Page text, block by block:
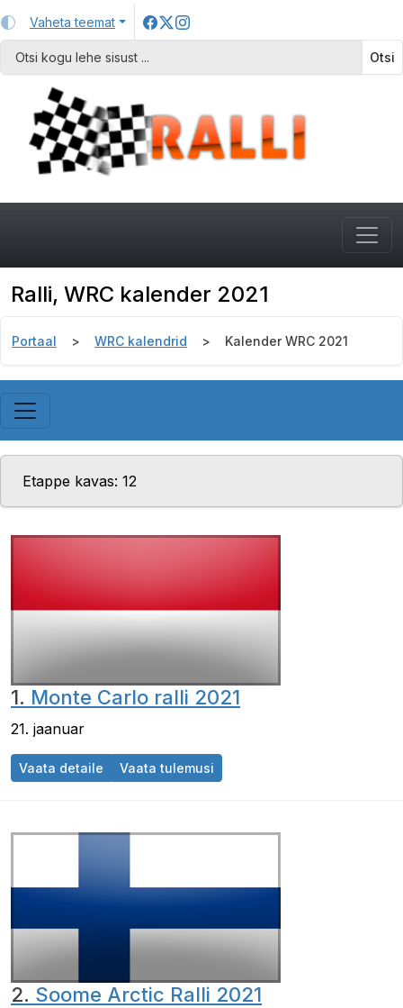
Vaheta teemat
Otsi
Ralli, WRC kalender 2021
Portaal WRC kalendrid Kalender WRC 2021
Etappe kavas: 12
1. Monte Carlo ralli 2021
21. jaanuar
Vaata detaile Vaata tulemusi
2. Soome Arctic Ralli 2021